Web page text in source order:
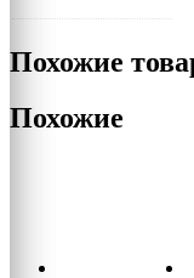
Похожие
Похожие